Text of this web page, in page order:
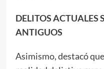
DELITOS ACTUALES
ANTIGUOS
Asimismo, destacó